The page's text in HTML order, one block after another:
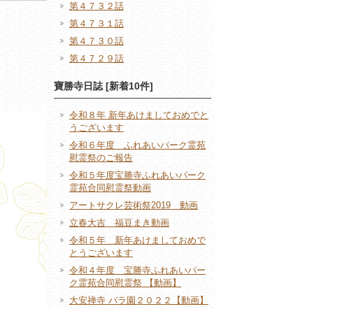
第４７３２話
第４７３１話
第４７３０話
第４７２９話
寶勝寺日誌 [新着10件]
令和８年 新年あけましておめでと
うございます
令和６年度 ふれあいパーク霊苑
慰霊祭のご報告
令和５年度宝勝寺ふれあいパーク
霊苑合同慰霊祭動画
アートサクレ芸術祭2019 動画
立春大吉 福豆まき動画
令和５年 新年あけましておめで
とうございます
令和４年度 宝勝寺ふれあいパー
ク霊苑合同慰霊祭 【動画】
大安禅寺 バラ園２０２２【動画】